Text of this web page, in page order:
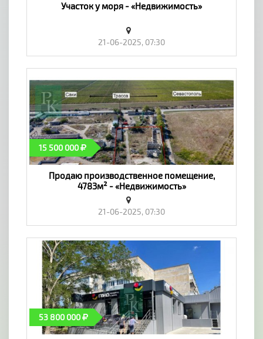
Участок у моря - «Недвижимость»
21-06-2025, 07:30
15 500 000
Продаю производственное помещение,
4783м² - «Недвижимость»
21-06-2025, 07:30
53 800 000